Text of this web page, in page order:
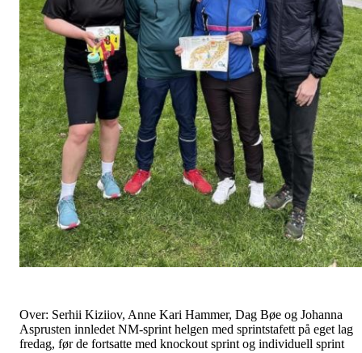
Over: Serhii Kiziiov, Anne Kari Hammer, Dag Bøe og Johanna
Asprusten innledet NM-sprint helgen med sprintstafett på eget lag
fredag, før de fortsatte med knockout sprint og individuell sprint